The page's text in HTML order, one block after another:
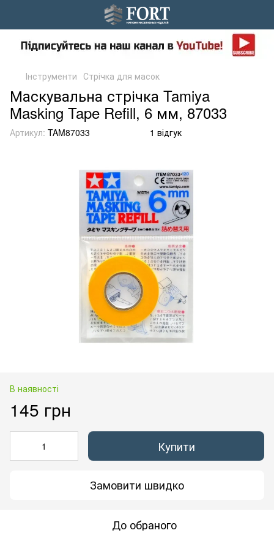
Інструменти Стрічка для масок
Маскувальна стрічка Tamiya
Masking Tape Refill, 6 мм, 87033
Артикул: TAM87033 1 відгук
В наявності
145 грн
Купити
Замовити швидко
До обраного